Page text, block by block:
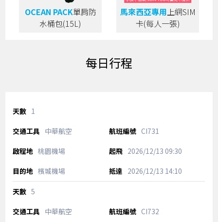
OCEAN PACK單肩防
水桶包(15L)
馬來西亞專用上網SIM
卡(每人一張)
每日行程
1
中華航空 CI731
桃園機場 2026/12/13 09:30
檳城機場 2026/12/13 14:10
5
中華航空 CI732